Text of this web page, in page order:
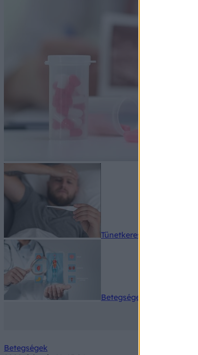
Tünetkereső
Betegségek A-Z
Betegségek